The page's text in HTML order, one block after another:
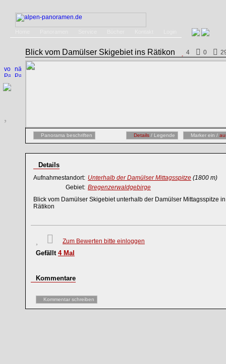
Blick vom Damülser Skigebiet ins Rätikon 4 0
Panorama beschriften Details / Legende Marker ein /
Details
Aufnahmestandort: Unterhalb der Damülser Mittagsspitze (1800 m)
Gebiet: Bregenzerwaldgebirge
Blick vom Damülser Skigebiet unterhalb der Damülser Mittagsspitze
Rätikon
Zum Bewerten bitte einloggen
Gefällt 4Mal
Kommentare
Kommentar schreiben